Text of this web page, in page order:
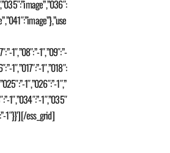
1″,”08″:”-1″,”09″:”-
1″,”017″:”-1″,”018″:
1″,”026″:”-1″,”
1″,”034″:”-1″,”035″
1″}}’][/ess_grid]